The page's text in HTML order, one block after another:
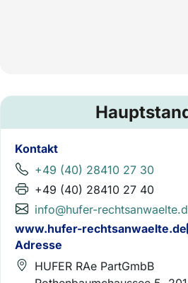
Kontakt
+49 (40) 28410 27 30
+49 (40) 28410 27 40
info@hufer-
www.hufer-rechtsanwaelte.de
Adresse
HUFER RAe PartGmbB